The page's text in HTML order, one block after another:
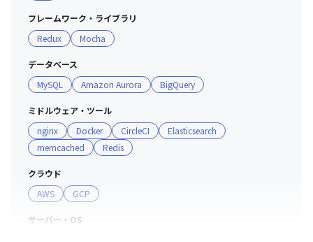
フレームワーク・ライブラリ
Redux
Mocha
データベース
MySQL
Amazon Aurora BigQuery
ミドルウェア・ツール
nginx
Docker CircleCI
Elasticsearch
memcached
Redis
クラウド
AWS
GCP
サーバー・OS